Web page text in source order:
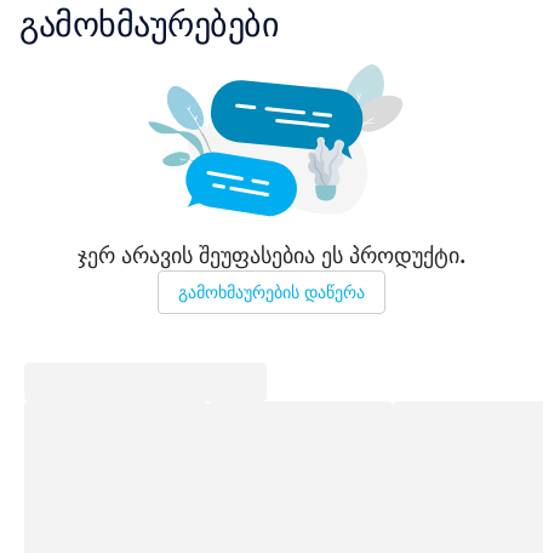
გამოხმაურებები
ჯერ არავის შეუფასებია ეს პროდუქტი.
გამოხმაურების დაწერა